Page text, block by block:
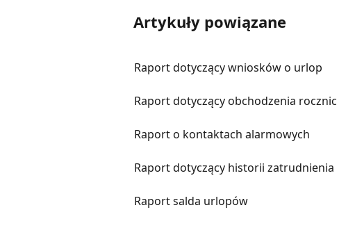
Artykuły powiązane
Raport dotyczący wniosków o urlop
Raport dotyczący obchodzenia rocznic
Raport o kontaktach alarmowych
Raport dotyczący historii zatrudnienia
Raport salda urlopów